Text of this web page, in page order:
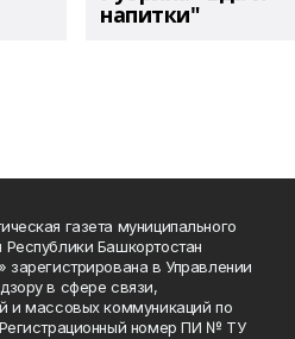
напитки"
газета муниципального
Башкортостан
зарегистрирована в Управлении
в сфере связи,
и массовых коммуникаций по
номер ПИ № ТУ